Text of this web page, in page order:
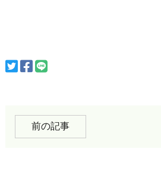
前の記事